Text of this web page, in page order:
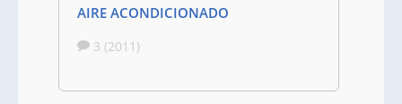
AIRE ACONDICIONADO
3 (2011)